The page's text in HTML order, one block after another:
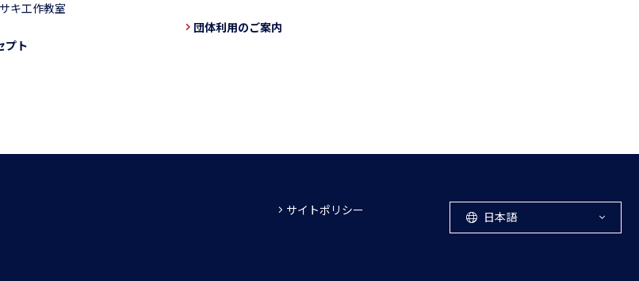
キ工作教室
プト
団体利用のご案内
サイトポリシー 日本語